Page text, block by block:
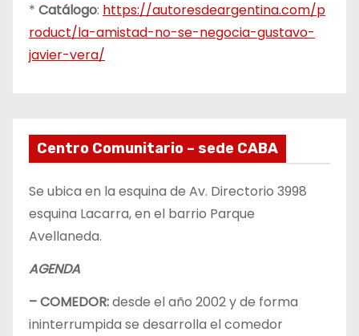
* Catálogo: https://autoresdeargentina.com/p
roduct/la-amistad-no-se-negocia-gustavo-
javier-vera/
Centro Comunitario – sede CABA
Se ubica en la esquina de Av. Directorio 3998
esquina Lacarra, en el barrio Parque
Avellaneda.
AGENDA
– COMEDOR:desde el año 2002 y de forma
ininterrumpida se desarrolla el comedor